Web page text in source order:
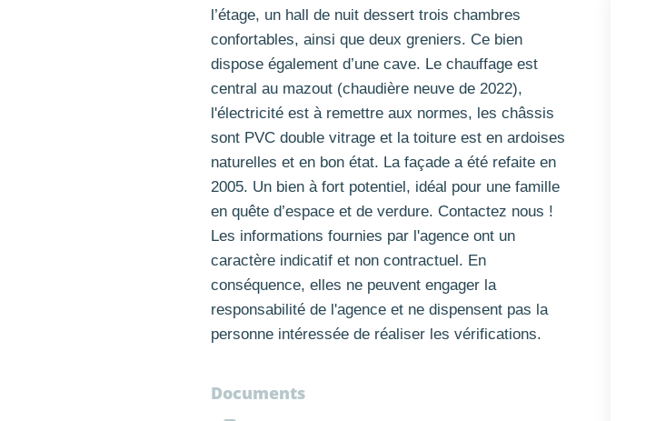
l’étage, un hall de nuit dessert trois chambres
confortables, ainsi que deux greniers. Ce bien
dispose également d’une cave. Le chauffage est
central au mazout (chaudière neuve de 2022),
l'électricité est à remettre aux normes, les châssis
sont PVC double vitrage et la toiture est en ardoises
naturelles et en bon état. La façade a été refaite en
2005. Un bien à fort potentiel, idéal pour une famille
en quête d’espace et de verdure. Contactez nous !
Les informations fournies par l'agence ont un
caractère indicatif et non contractuel. En
conséquence, elles ne peuvent engager la
responsabilité de l'agence et ne dispensent pas la
personne intéressée de réaliser les vérifications.
Documents